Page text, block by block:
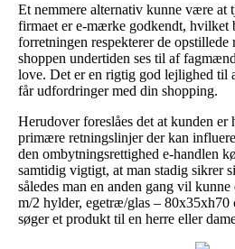
Et nemmere alternativ kunne være at
firmaet er e-mærke godkendt, hvilket
forretningen respekterer de opstillede
shoppen undertiden ses til af
love. Det er en rigtig god lejlighed til
får udfordringer med din shopping.
Herudover foreslåes det at kunden er
primære retningslinjer der kan
den ombytningsrettighed e-handlen
samtidig vigtigt, at man stadig sikrer
således man en anden gang vil
m/2 hylder, egetræ/glas – 80x35xh70
søger et produkt til en herre eller